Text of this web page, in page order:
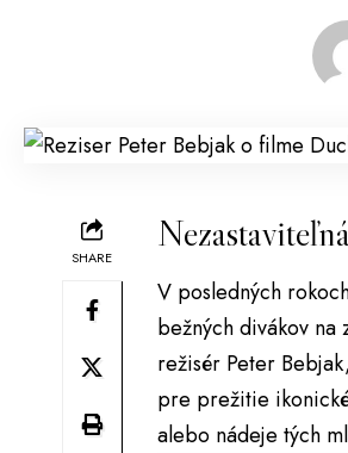
SHARE
V posledných
bežných divákov na
režisér Peter
pre prežitie
alebo nádeje tých